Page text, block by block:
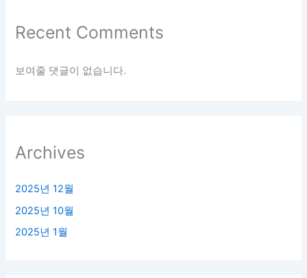
Recent Comments
보여줄 댓글이 없습니다.
Archives
2025년 12월
2025년 10월
2025년 1월